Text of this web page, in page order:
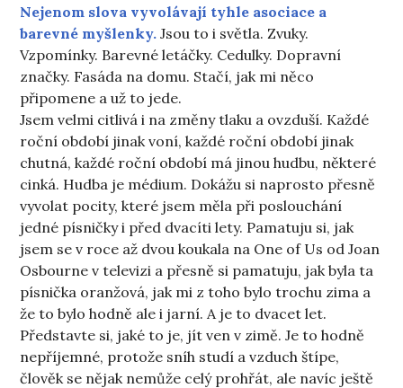
Nejenom slova vyvolávají tyhle asociace a
barevné myšlenky. Jsou to i světla. Zvuky.
Vzpomínky. Barevné letáčky. Cedulky. Dopravní
značky. Fasáda na domu. Stačí, jak mi něco
připomene a už to jede.
Jsem velmi citlivá i na změny tlaku a ovzduší. Každé
roční období jinak voní, každé roční období jinak
chutná, každé roční období má jinou hudbu, některé
cinká. Hudba je médium. Dokážu si naprosto přesně
vyvolat pocity, které jsem měla při poslouchání
jedné písničky i před dvacíti lety. Pamatuju si, jak
jsem se v roce až dvou koukala na One of Us od Joan
Osbourne v televizi a přesně si pamatuju, jak byla ta
písnička oranžová, jak mi z toho bylo trochu zima a
že to bylo hodně ale i jarní. A je to dvacet let.
Představte si, jaké to je, jít ven v zimě. Je to hodně
nepříjemné, protože sníh studí a vzduch štípe,
člověk se nějak nemůže celý prohřát, ale navíc ještě